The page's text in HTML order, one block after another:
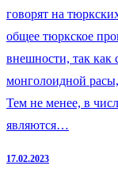
говорят на
общее тюркское
внешности, так как
монголоидной
Тем не менее, в
являются…
17.02.2023